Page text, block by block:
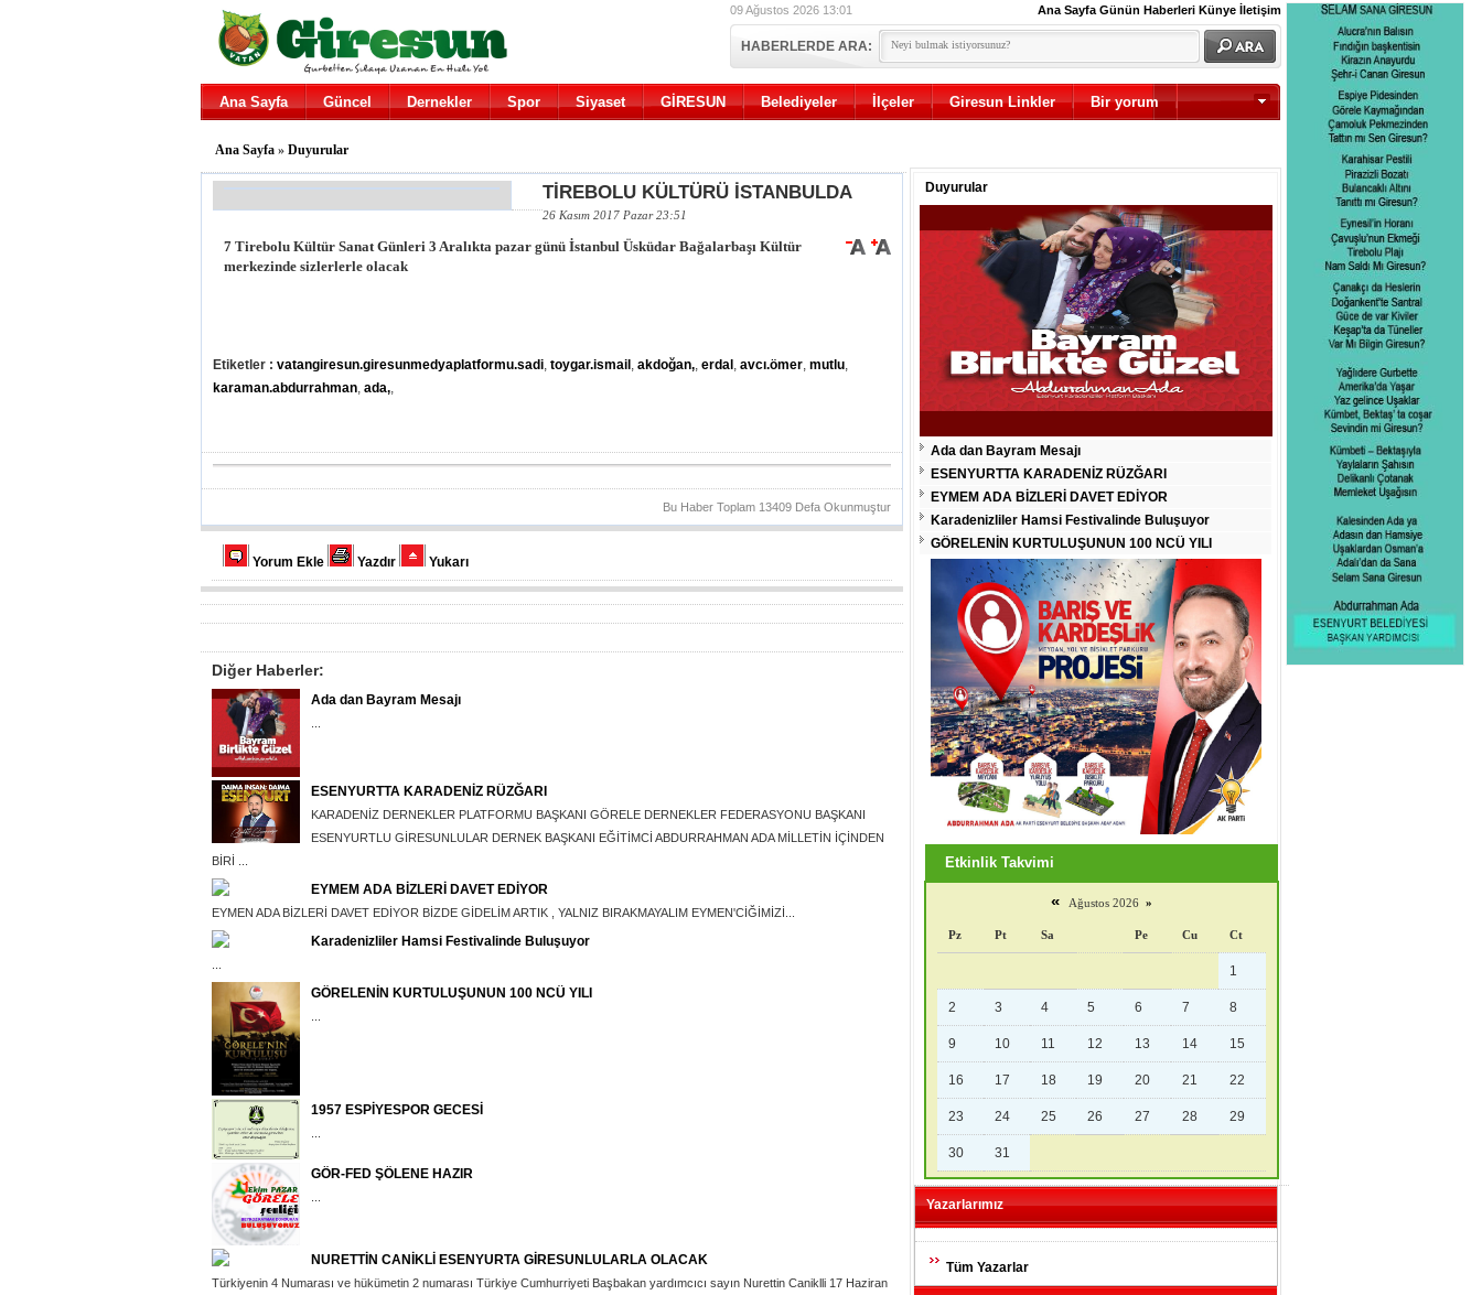
09 Ağustos 2026 13:01 Ana Sayfa Günün Haberleri Künye İletişim
HABERLERDE ARA:
Ana Sayfa Güncel Dernekler Spor Siyaset GİRESUN Belediyeler İlçeler Giresun Linkler Bir yorum
Ana Sayfa » Duyurular
TİREBOLU KÜLTÜRÜ İSTANBULDA
26 Kasım 2017 Pazar 23:51
7 Tirebolu Kültür Sanat Günleri 3 Aralıkta pazar günü İstanbul Üsküdar Bağalarbaşı Kültür
merkezinde sizlerlerle olacak
Etiketler : vatangiresun.giresunmedyaplatformu.sadi, toygar.ismail , akdoğan,, erdal , avcı.ömer, mutlu,
karaman.abdurrahman, ada,,
Bu Haber Toplam 13409 Defa Okunmuştur
Yorum Ekle Yazdır Yukarı
Diğer Haberler:
Ada dan Bayram Mesajı
ESENYURTTA KARADENİZ RÜZĞARI
KARADENİZ DERNEKLER PLATFORMU BAŞKANI GÖRELE DERNEKLER FEDERASYONU BAŞKANI
ESENYURTLU GİRESUNLULAR DERNEK BAŞKANI EĞİTİMCİ ABDURRAHMAN ADA MİLLETİN İÇİNDEN
BİRİ ...
EYMEM ADA BİZLERİ DAVET EDİYOR
EYMEN ADA BİZLERİ DAVET EDİYOR BİZDE GİDELİM ARTIK , YALNIZ BIRAKMAYALIM EYMEN'CİĞİMİZİ...
Karadenizliler Hamsi Festivalinde Buluşuyor
GÖRELENİN KURTULUŞUNUN 100 NCÜ YILI
1957 ESPİYESPOR GECESİ
GÖR-FED ŞÖLENE HAZIR
NURETTİN CANİKLİ ESENYURTA GİRESUNLULARLA OLACAK
Türkiyenin 4 Numarası ve hükümetin 2 numarası Türkiye Cumhurriyeti Başbakan yardımcıcı sayın Nurettin Caniklli 17 Haziran
Duyurular
Ada dan Bayram Mesajı
ESENYURTTA KARADENİZ RÜZĞARI
EYMEM ADA BİZLERİ DAVET EDİYOR
Karadenizliler Hamsi Festivalinde Buluşuyor
GÖRELENİN KURTULUŞUNUN 100 NCÜ YILI
Etkinlik Takvimi
« Ağustos 2026 »
Pz Pt Sa Pe Cu Ct
1
2 3 4 5 6 7 8
9 10 11 12 13 14 15
16 17 18 19 20 21 22
23 24 25 26 27 28 29
30 31
Yazarlarımız
Tüm Yazarlar